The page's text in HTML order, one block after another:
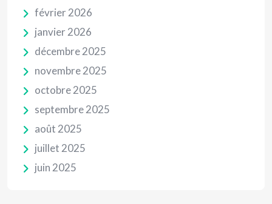
février 2026
janvier 2026
décembre 2025
novembre 2025
octobre 2025
septembre 2025
août 2025
juillet 2025
juin 2025